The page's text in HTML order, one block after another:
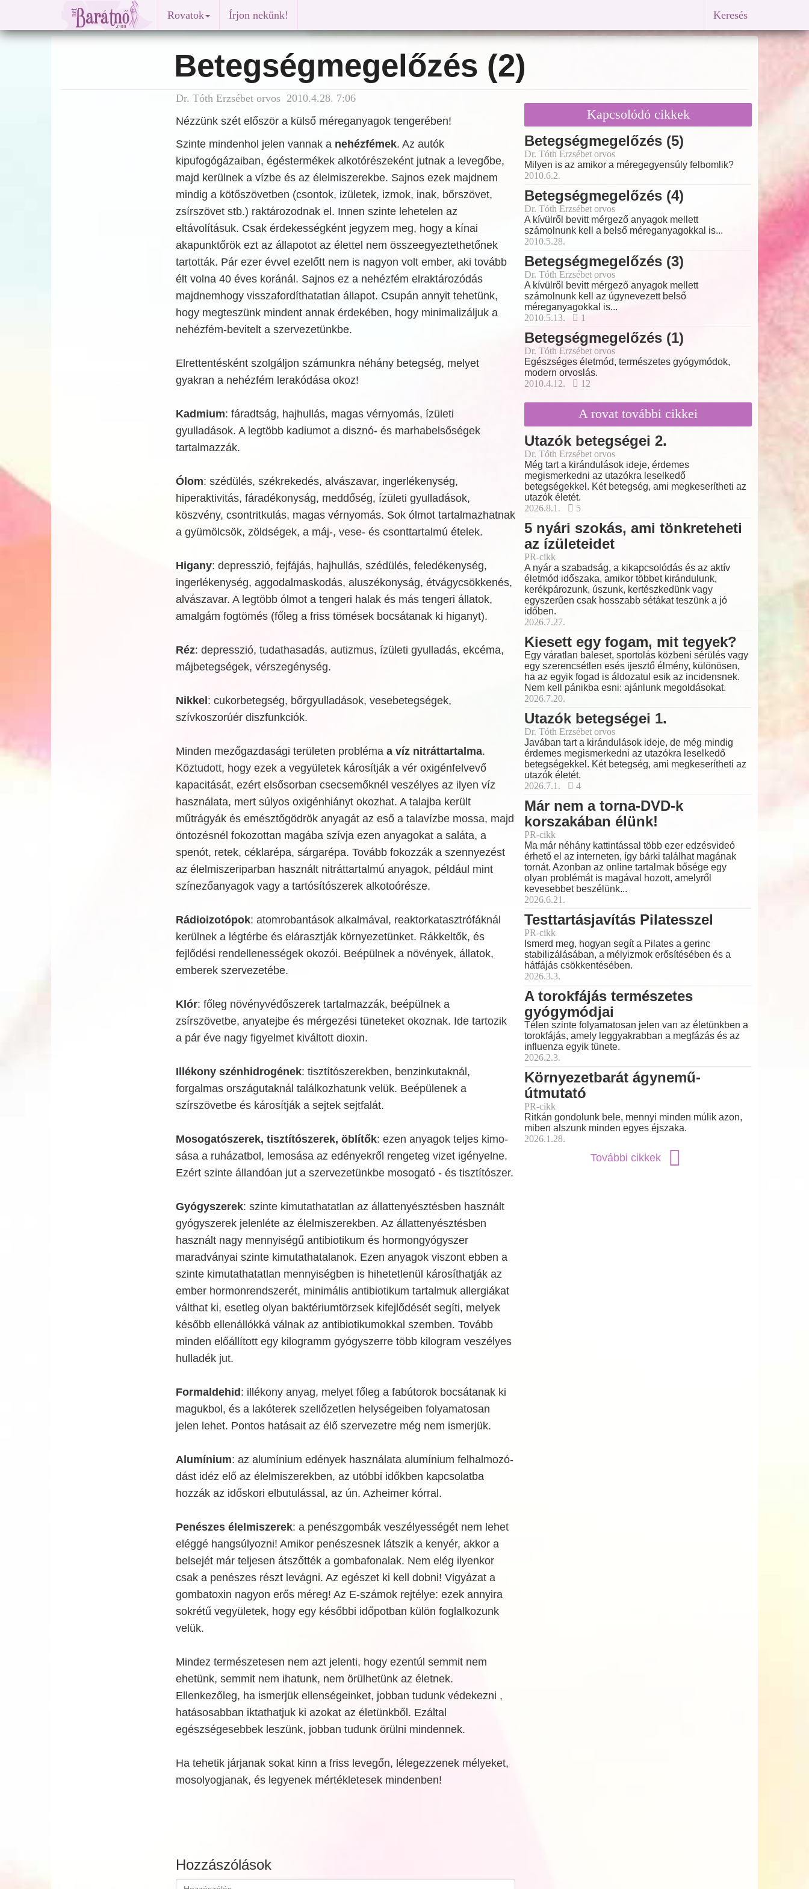
Rovatok Írjon nekünk! Keresés
Betegségmegelőzés (2)
Dr. Tóth Erzsébet orvos 2010.4.28. 7:06
Nézzünk szét először a külső méreganyagok tengerében!
Szinte mindenhol jelen vannak a nehézfémek. Az autók
kipufogógázaiban, égéstermékek alkotórészeként jutnak a levegőbe,
majd kerülnek a vízbe és az élelmiszerekbe. Sajnos ezek majdnem
mindig a kötőszövetben (csontok, izületek, izmok, inak, bőrszövet,
zsírszövet stb.) raktározodnak el. Innen szinte lehetelen az
eltávolításuk. Csak érdekességként jegyzem meg, hogy a kínai
akapunktőrök ezt az állapotot az élettel nem összeegyeztethetőnek
tartották. Pár ezer évvel ezelőtt nem is nagyon volt ember, aki tovább
élt volna 40 éves koránál. Sajnos ez a nehézfém elraktározódás
majdnemhogy visszafordíthatatlan állapot. Csupán annyit tehetünk,
hogy megteszünk mindent annak érdekében, hogy minimalizáljuk a
nehézfém-bevitelt a szervezetünkbe.
Elrettentésként szolgáljon számunkra néhány betegség, melyet
gyakran a nehézfém lerakódása okoz!
Kadmium: fáradtság, hajhullás, magas vérnyomás, ízületi
gyulladások. A legtöbb kadiumot a disznó- és marhabelsőségek
tartalmazzák.
Ólom: szédülés, székrekedés, alvászavar, ingerlékenység,
hiperaktivitás, fáradékonyság, meddőség, ízületi gyulladások,
köszvény, csontritkulás, magas vérnyomás. Sok ólmot tartalmazhatnak
a gyümölcsök, zöldségek, a máj-, vese- és csonttartalmú ételek.
Higany: depresszió, fejfájás, hajhullás, szédülés, feledékenység,
ingerlékenység, aggodalmaskodás, aluszékonyság, étvágycsökkenés,
alvászavar. A legtöbb ólmot a tengeri halak és más tengeri állatok,
amalgám fogtömés (főleg a friss tömések bocsátanak ki higanyt).
Réz: depresszió, tudathasadás, autizmus, ízületi gyulladás, ekcéma,
májbetegségek, vérszegénység.
Nikkel : cukorbetegség, bőrgyulladások, vesebetegségek,
szívkoszorúér diszfunkciók.
Minden mezőgazdasági területen probléma a víz nitráttartalma.
Köztudott, hogy ezek a vegyületek károsítják a vér oxigénfelvevő
kapacitását, ezért elsősorban csecsemőknél veszélyes az ilyen víz
használata, mert súlyos oxigénhiányt okozhat. A talajba került
műtrágyák és emésztőgödrök anyagát az eső a talavízbe mossa, majd
öntozésnél fokozottan magába szívja ezen anyagokat a saláta, a
spenót, retek, céklarépa, sárgarépa. Tovább fokozzák a szennyezést
az élelmiszeriparban használt nitráttartalmú anyagok, például mint
színezőanyagok vagy a tartósítószerek alkotoórésze.
Rádioizotópok: atomrobantások alkalmával, reaktorkatasztrófáknál
kerülnek a légtérbe és elárasztják környezetünket. Rákkeltők, és
fejlődési rendellenességek okozói. Beépülnek a növények, állatok,
emberek szervezetébe.
Klór: főleg növényvédőszerek tartalmazzák, beépülnek a
zsírszövetbe, anyatejbe és mérgezési tüneteket okoznak. Ide tartozik
a pár éve nagy figyelmet kiváltott dioxin.
Illékony szénhidrogének: tisztítószerekben, benzinkutaknál,
forgalmas országutaknál találkozhatunk velük. Beépülenek a
szírszövetbe és károsítják a sejtek sejtfalát.
Mosogatószerek, tisztítószerek, öblítők: ezen anyagok teljes kimo-
sása a ruházatbol, lemosása az edényekről rengeteg vizet igényelne.
Ezért szinte állandóan jut a szervezetünkbe mosogató - és tisztítószer.
Gyógyszerek: szinte kimutathatatlan az állattenyésztésben használt
gyógyszerek jelenléte az élelmiszerekben. Az állattenyésztésben
használt nagy mennyiségű antibiotikum és hormongyógyszer
maradványai szinte kimutathatalanok. Ezen anyagok viszont ebben a
szinte kimutathatatlan mennyiségben is hihetetlenül károsíthatják az
ember hormonrendszerét, minimális antibiotikum tartalmuk allergiákat
válthat ki, esetleg olyan baktériumtörzsek kifejlődését segíti, melyek
később ellenállókká válnak az antibiotikumokkal szemben. Tovább
minden előállított egy kilogramm gyógyszerre több kilogram veszélyes
hulladék jut.
Formaldehid : illékony anyag, melyet főleg a fabútorok bocsátanak ki
magukbol, és a lakóterek szellőzetlen helységeiben folyamatosan
jelen lehet. Pontos hatásait az élő szervezetre még nem ismerjük.
Alumínium: az alumínium edények használata alumínium felhalmozó-
dást idéz elő az élelmiszerekben, az utóbbi időkben kapcsolatba
hozzák az időskori elbutulással, az ún. Azheimer kórral.
Penészes élelmiszerek: a penészgombák veszélyességét nem lehet
eléggé hangsúlyozni! Amikor penészesnek látszik a kenyér, akkor a
belsejét már teljesen átszőtték a gombafonalak. Nem elég ilyenkor
csak a penészes részt levágni. Az egészet ki kell dobni! Vigyázat a
gombatoxin nagyon erős méreg! Az E-számok rejtélye: ezek annyira
sokrétű vegyületek, hogy egy későbbi időpotban külön foglalkozunk
velük.
Mindez természetesen nem azt jelenti, hogy ezentúl semmit nem
ehetünk, semmit nem ihatunk, nem örülhetünk az életnek.
Ellenkezőleg, ha ismerjük ellenségeinket, jobban tudunk védekezni ,
hatásosabban iktathatjuk ki azokat az életünkből. Ezáltal
egészségesebbek leszünk, jobban tudunk örülni mindennek.
Ha tehetik járjanak sokat kinn a friss levegőn, lélegezzenek mélyeket,
mosolyogjanak, és legyenek mértékletesek mindenben!
Hozzászólások
Kapcsolódó cikkek
Betegségmegelőzés (5)
Dr. Tóth Erzsébet orvos
Milyen is az amikor a méregegyensúly felbomlik?
2010.6.2.
Betegségmegelőzés (4)
Dr. Tóth Erzsébet orvos
A kívülről bevitt mérgező anyagok mellett
számolnunk kell a belső méreganyagokkal is...
2010.5.28.
Betegségmegelőzés (3)
Dr. Tóth Erzsébet orvos
A kívülről bevitt mérgező anyagok mellett
számolnunk kell az úgynevezett belső
méreganyagokkal is...
2010.5.13.
1
Betegségmegelőzés (1)
Dr. Tóth Erzsébet orvos
Egészséges életmód, természetes gyógymódok,
modern orvoslás.
2010.4.12.
12
A rovat további cikkei
Utazók betegségei 2.
Dr. Tóth Erzsébet orvos
Még tart a kirándulások ideje, érdemes
megismerkedni az utazókra leselkedő
betegségekkel. Két betegség, ami megkeserítheti az
utazók életét.
2026.8.1.
5
5 nyári szokás, ami tönkreteheti
az ízületeidet
PR-cikk
A nyár a szabadság, a kikapcsolódás és az aktív
életmód időszaka, amikor többet kirándulunk,
kerékpározunk, úszunk, kertészkedünk vagy
egyszerűen csak hosszabb sétákat teszünk a jó
időben.
2026.7.27.
Kiesett egy fogam, mit tegyek?
Egy váratlan baleset, sportolás közbeni sérülés vagy
egy szerencsétlen esés ijesztő élmény, különösen,
ha az egyik fogad is áldozatul esik az incidensnek.
Nem kell pánikba esni: ajánlunk megoldásokat.
2026.7.20.
Utazók betegségei 1.
Dr. Tóth Erzsébet orvos
Javában tart a kirándulások ideje, de még mindig
érdemes megismerkedni az utazókra leselkedő
betegségekkel. Két betegség, ami megkeserítheti az
utazók életét.
2026.7.1.
4
Már nem a torna-DVD-k
korszakában élünk!
PR-cikk
Ma már néhány kattintással több ezer edzésvideó
érhető el az interneten, így bárki találhat magának
tornát. Azonban az online tartalmak bősége egy
olyan problémát is magával hozott, amelyről
kevesebbet beszélünk...
2026.6.21.
Testtartásjavítás Pilatesszel
PR-cikk
Ismerd meg, hogyan segít a Pilates a gerinc
stabilizálásában, a mélyizmok erősítésében és a
hátfájás csökkentésében.
2026.3.3.
A torokfájás természetes
gyógymódjai
Télen szinte folyamatosan jelen van az életünkben a
torokfájás, amely leggyakrabban a megfázás és az
influenza egyik tünete.
2026.2.3.
Környezetbarát ágynemű-
útmutató
PR-cikk
Ritkán gondolunk bele, mennyi minden múlik azon,
miben alszunk minden egyes éjszaka.
2026.1.28.
További cikkek